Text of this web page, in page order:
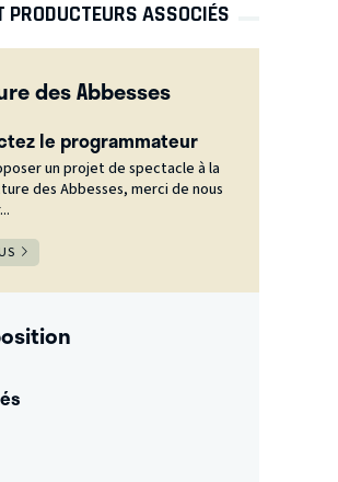
PRODUCTEURS ASSOCIÉS
des Abbesses
le programmateur
un projet de spectacle à la
des Abbesses, merci de nous